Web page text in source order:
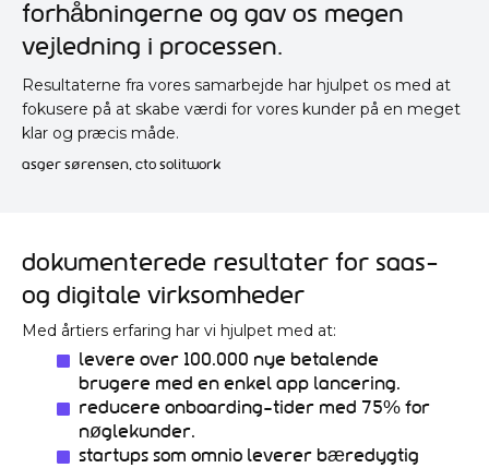
forhåbningerne og gav os megen
vejledning i processen.
Resultaterne fra vores samarbejde har hjulpet os med at
fokusere på at skabe værdi for vores kunder på en meget
klar og præcis måde.
asger sørensen, cto solitwork
Dokumenterede resultater for SaaS-
og digitale virksomheder
Med årtiers erfaring har vi hjulpet med at:
Levere over 100.000 nye betalende
brugere med en enkel app lancering.
Reducere onboarding-tider med 75% for
nøglekunder.
Startups som Omnio leverer bæredygtig